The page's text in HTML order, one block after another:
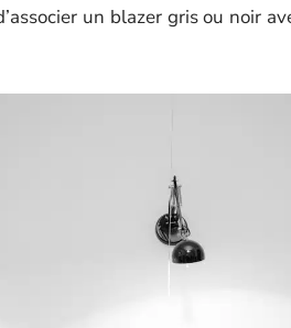
un blazer gris ou noir